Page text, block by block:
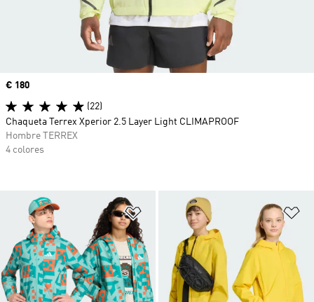
Añadir a la lista de deseos
Precio
€ 180
(22)
Chaqueta Terrex Xperior 2.5 Layer Light CLIMAPROOF
Hombre TERREX
4 colores